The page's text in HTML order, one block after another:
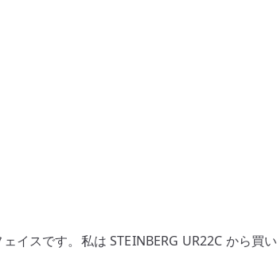
イスです。私は STEINBERG UR22C から買い